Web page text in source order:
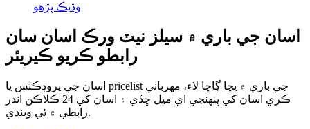
وڌيڪ پڙهو
اسان جي باري ۾ سيلز نيٽ ورڪ اسان سان
رابطو ڪريو ڪيريئر
اسان جي پروڊڪٽس يا pricelist جي باري ۾ پڇا ڳاڇا لاء، مهرباني
ڪري اسان کي پنهنجي اي ميل ڇڏي ۽ اسان کي 24 ڪلاڪن اندر
رابطي ۾ ٿي ويندي.